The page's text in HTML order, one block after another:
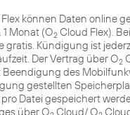
können Daten online
Monat (O2 Cloud Flex).
gratis. Kündigung ist
Der Vertrag über O2
des
gestellten
Datei gespeichert
über O Cloud/ O